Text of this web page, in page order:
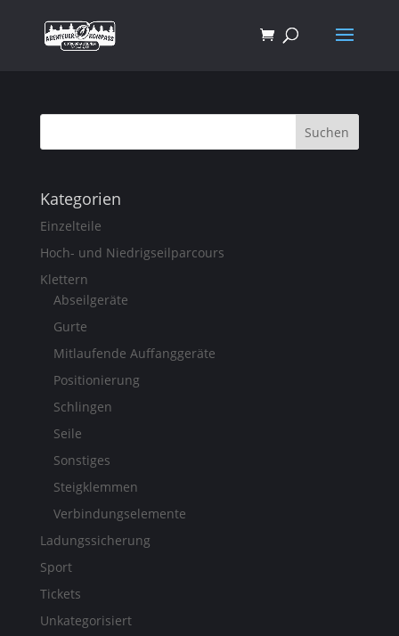
Kategorien
Einzelteile
Hoch- und Niedrigseilparcours
Klettern
Abseilgeräte
Gurte
Mitlaufende Auffanggeräte
Positionierung
Schlingen
Seile
Sonstiges
Steigklemmen
Verbindungselemente
Ladungssicherung
Sport
Tickets
Unkategorisiert